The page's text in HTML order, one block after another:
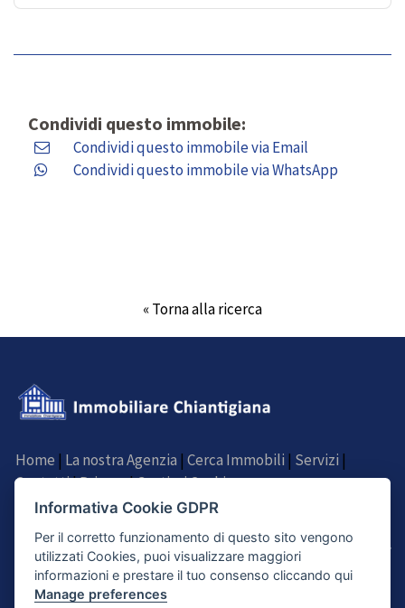
Condividi questo immobile:
Condividi questo immobile via Email
Condividi questo immobile via WhatsApp
« Torna alla ricerca
Home | La nostra Agenzia | Cerca Immobili | Servizi |
Contatti|Privacy|Gestisci Cookie
SEGUICI SU
Informativa Cookie GDPR
Per il corretto funzionamento di questo sito vengono
utilizzati Cookies, puoi visualizzare maggiori
informazioni e prestare il tuo consenso cliccando qui
Manage preferences